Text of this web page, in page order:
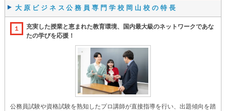
大原ビジネス公務員専門学校岡山校の特長
１
充実した授業と恵まれた教育環境、国内最大級のネットワークであな
たの学びを応援！
公務員試験や資格試験を熟知したプロ講師が直接指導を行い、出題傾向を踏